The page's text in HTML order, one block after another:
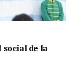
social de la